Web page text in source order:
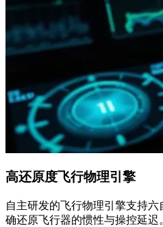
高还原度飞行物理引擎
自主研发的飞行物理引擎支持
确还原飞行器的惯性与操控延